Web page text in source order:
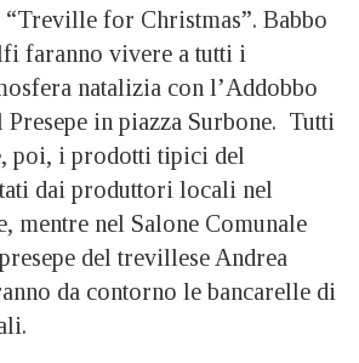
“Treville for Christmas”. Babbo
faranno vivere a tutti i
natalizia con l’Addobbo
Presepe in piazza Surbone. Tutti
poi, i prodotti tipici del
dai produttori locali nel
mentre nel Salone Comunale
del trevillese Andrea
da contorno le bancarelle di